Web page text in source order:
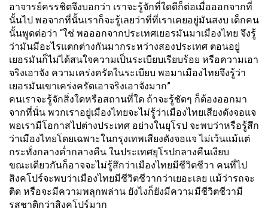
อาจารย์ครรชิตจึงบอกว่า เราจะรู้จักที่ใดดีก็ต่อเมื่อออกจากที่
นั้นไป พอจากที่นั้นเราก็จะรู้เลยว่าที่ที่เราเคยอยู่มันสงบ เด็กคน
นั้นพูดต่อว่า “ใช่ พอออกจากประเทศเยอรมันมาเมืองไทย จึงรู้
ว่ามันมีอะไรแตกต่างกันมากระหว่างสองประเทศ ตอนอยู่
เยอรมันก็ไม่ได้สนใจความเป็นระเบียบเรียบร้อย หรือความเอา
จริงเอาจัง ความเคร่งครัดในระเบียบ พอมาเมืองไทยจึงรู้ว่า
เยอรมันเขาเคร่งครัดเอาจริงเอาจังมาก”
คนเราจะรู้จักสิ่งใดหรือสถานที่ใด ถ้าจะรู้ชัดๆ ก็ต้องออกมา
จากที่นั่น พวกเราอยู่เมืองไทยจะไม่รู้ว่าเมืองไทยเสียงดังจอแจ
พอเรามีโอกาสไปต่างประเทศ อย่างในยุโรป จะพบว่าหรือรู้สึก
ว่าเมืองไทยโดยเฉพาะในกรุงเทพเสียงดังจอแจ ไม่เว้นแม้แต่
กระทั่งกลางค่ำกลางคืน ในประเทศยุโรปกลางคืนเงียบ
ขณะเดียวกันก็อาจจะไม่รู้สึกว่าเมืองไทยมีชีวิตชีวา คนที่ไป
สิงคโปร์จะพบว่าเมืองไทยมีชีวิตชีวากว่าเยอะเลย แม้ว่ารถจะ
ติด หรือจะมีความพลุกพล่าน ยังไงก็ยังมีความมีชีวิตชีวามี
รสชาติกว่าสิงคโปร์มาก